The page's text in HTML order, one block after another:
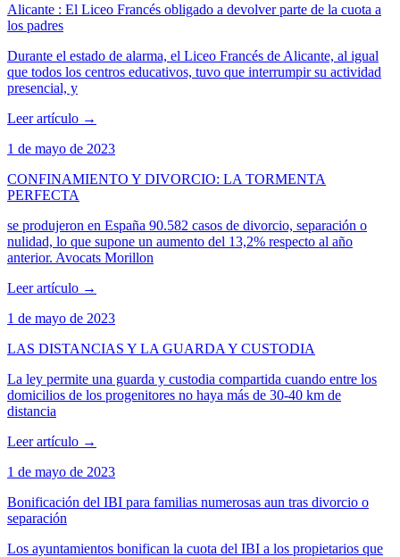
Alicante : El Liceo Francés obligado a devolver parte de la cuota a
los padres
Durante el estado de alarma, el Liceo Francés de Alicante, al igual
que todos los centros educativos, tuvo que interrumpir su actividad
presencial, y
Leer artículo →
1 de mayo de 2023
CONFINAMIENTO Y DIVORCIO: LA TORMENTA
PERFECTA
se produjeron en España 90.582 casos de divorcio, separación o
nulidad, lo que supone un aumento del 13,2% respecto al año
anterior. Avocats Morillon
Leer artículo →
1 de mayo de 2023
LAS DISTANCIAS Y LA GUARDA Y CUSTODIA
La ley permite una guarda y custodia compartida cuando entre los
domicilios de los progenitores no haya más de 30-40 km de
distancia
Leer artículo →
1 de mayo de 2023
Bonificación del IBI para familias numerosas aun tras divorcio o
separación
Los ayuntamientos bonifican la cuota del IBI a los propietarios que